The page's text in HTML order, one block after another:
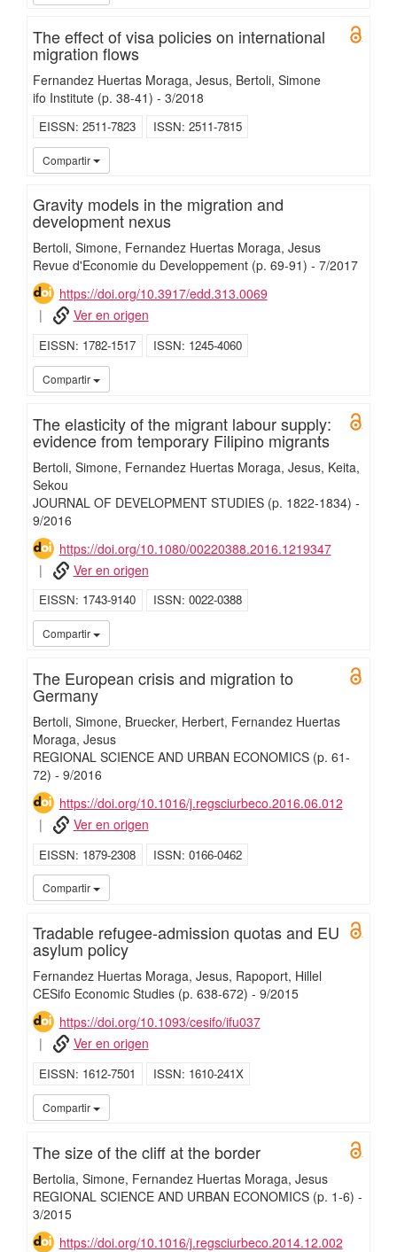
The effect of visa policies on international
migration flows
Fernandez Huertas Moraga, Jesus Bertoli, Simone
ifo Institute (p. 38-41) - 3/2018
EISSN 2511-7823 ISSN 2511-7815
Compartir
Gravity models in the migration and
development nexus
Bertoli, Simone Fernandez Huertas Moraga, Jesus
Revue d'Economie du Developpement (p. 69-91) - 7/2017
https://doi.org/10.3917/edd.313.0069
Ver en origen
EISSN 1782-1517 ISSN 1245-4060
Compartir
The elasticity of the migrant labour supply:
evidence from temporary Filipino migrants
Bertoli, Simone Fernandez Huertas Moraga, Jesus Keita,
Sekou
JOURNAL OF DEVELOPMENT STUDIES (p. 1822-1834) -
9/2016
https://doi.org/10.1080/00220388.2016.1219347
Ver en origen
EISSN 1743-9140 ISSN 0022-0388
Compartir
The European crisis and migration to
Germany
Bertoli, Simone Bruecker, Herbert Fernandez Huertas
Moraga, Jesus
REGIONAL SCIENCE AND URBAN ECONOMICS (p. 61-
72) - 9/2016
https://doi.org/10.1016/j.regsciurbeco.2016.06.012
Ver en origen
EISSN 1879-2308 ISSN 0166-0462
Compartir
Tradable refugee-admission quotas and EU
asylum policy
Fernandez Huertas Moraga, Jesus Rapoport, Hillel
CESifo Economic Studies (p. 638-672) - 9/2015
https://doi.org/10.1093/cesifo/ifu037
Ver en origen
EISSN 1612-7501 ISSN 1610-241X
Compartir
The size of the cliff at the border
Bertolia, Simone Fernandez Huertas Moraga, Jesus
REGIONAL SCIENCE AND URBAN ECONOMICS (p. 1-6) -
3/2015
https://doi.org/10.1016/j.regsciurbeco.2014.12.002